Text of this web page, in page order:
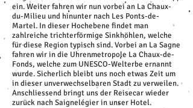
ein. Weiter fahren wir nun vorbei an La Chaux-
du-Milieu und hinunter nach Les Ponts-de-
Martel. In dieser Hochebene findet man
zahlreiche trichterförmige Sinkhöhlen, welche
für diese Region typisch sind. Vorbei an La Sagne
fahren wir in die Uhrenmetropole La Chaux-de-
Fonds, welche zum UNESCO-Welterbe ernannt
wurde. Sicherlich bleibt uns noch etwas Zeit um
in dieser unverwechselbaren Stadt zu verweilen.
Anschliessend bringt uns der Reisecar wieder
zurück nach Saignelégier in unser Hotel.